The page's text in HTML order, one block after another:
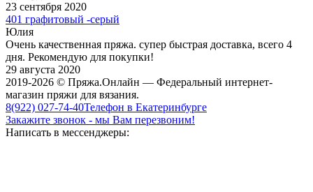
23 сентября 2020
401 графитовый -серый
Юлия
Очень качественная пряжа. супер быстрая доставка, всего 4
дня. Рекомендую для покупки!
29 августа 2020
2019-2026 © Пряжа.Онлайн — Федеральный интернет-
магазин пряжи для вязания.
8(922) 027-74-40Телефон в Екатеринбурге
Закажите звонок - мы Вам перезвоним!
Написать в мессенджеры: